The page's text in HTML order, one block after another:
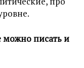
можно писать и